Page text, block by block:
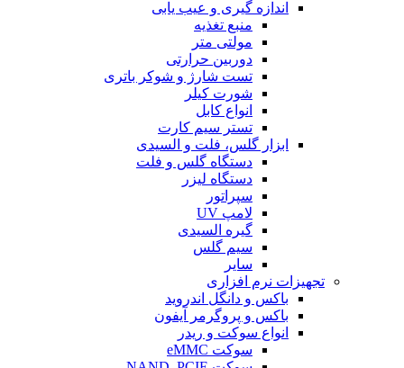
اندازه گیری و عیب یابی
منبع تغذیه
مولتی متر
دوربین حرارتی
تست شارژ و شوکر باتری
شورت کیلر
انواع کابل
تستر سیم کارت
ابزار گلس، فلت و السیدی
دستگاه گلس و فلت
دستگاه لیزر
سپراتور
لامپ UV
گیره السیدی
سیم گلس
سایر
تجهیزات نرم افزاری
باکس و دانگل اندروید
باکس و پروگرمر آیفون
انواع سوکت و ریدر
سوکت eMMC